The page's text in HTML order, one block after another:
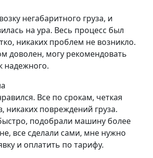
негабаритного груза, и
на ура. Весь процесс был
никаких проблем не возникло.
доволен, могу рекомендовать
надежного.
Все по срокам, четкая
никаких повреждений груза.
подобрали машину более
все сделали сами, мне нужно
и оплатить по тарифу.